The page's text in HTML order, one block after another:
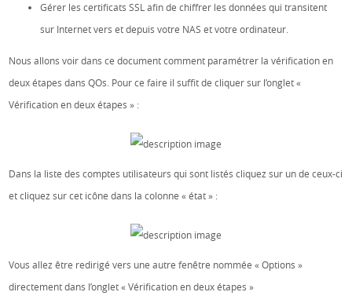
Gérer les certificats SSL afin de chiffrer les données qui transitent
sur Internet vers et depuis votre NAS et votre ordinateur.
Nous allons voir dans ce document comment paramétrer la vérification en
deux étapes dans QOs. Pour ce faire il suffit de cliquer sur l’onglet «
Vérification en deux étapes » :
Dans la liste des comptes utilisateurs qui sont listés cliquez sur un de ceux-ci
et cliquez sur cet icône dans la colonne « état » :
Vous allez être redirigé vers une autre fenêtre nommée « Options »
directement dans l’onglet « Vérification en deux étapes »